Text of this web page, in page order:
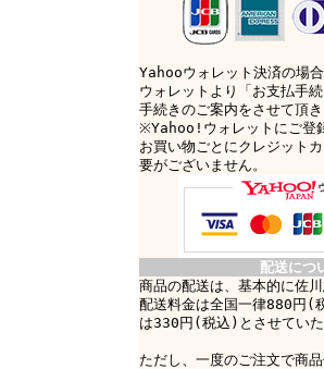
Yahooウォレット決済の場
ウォレットより「お支払手
手続きのご案内をさせて頂
※Yahoo!ウォレットにご登
お買い物ごとにクレジット
要がございません。
配送につ
商品の配送は、基本的に佐
配送料金は全国一律880円(
は330円(税込)とさせてい
ただし、一度のご注文で商